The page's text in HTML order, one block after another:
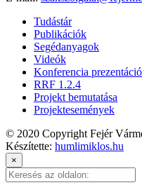
Tudástár
Publikációk
Segédanyagok
Videók
Konferencia
RRF 1.2.4
Projekt bemutatása
Projektesemények
© 2020 Copyright Fejér
Készítette: humlimiklos.hu
×